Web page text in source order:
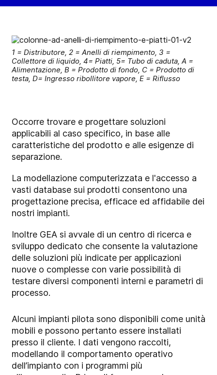
1 = Distributore, 2 = Anelli di riempimento, 3 =
Collettore di liquido, 4= Piatti, 5= Tubo di caduta, A =
Alimentazione, B = Prodotto di fondo, C = Prodotto di
testa, D= Ingresso ribollitore vapore, E = Riflusso
Occorre trovare e progettare soluzioni
applicabili al caso specifico, in base alle
caratteristiche del prodotto e alle esigenze di
separazione.
La modellazione computerizzata e l'accesso a
vasti database sui prodotti consentono una
progettazione precisa, efficace ed affidabile dei
nostri impianti.
Inoltre GEA si avvale di un centro di ricerca e
sviluppo dedicato che consente la valutazione
delle soluzioni più indicate per applicazioni
nuove o complesse con varie possibilità di
testare diversi componenti interni e parametri di
processo.
Alcuni impianti pilota sono disponibili come unità
mobili e possono pertanto essere installati
presso il cliente. I dati vengono raccolti,
modellando il comportamento operativo
dell’impianto con i programmi più